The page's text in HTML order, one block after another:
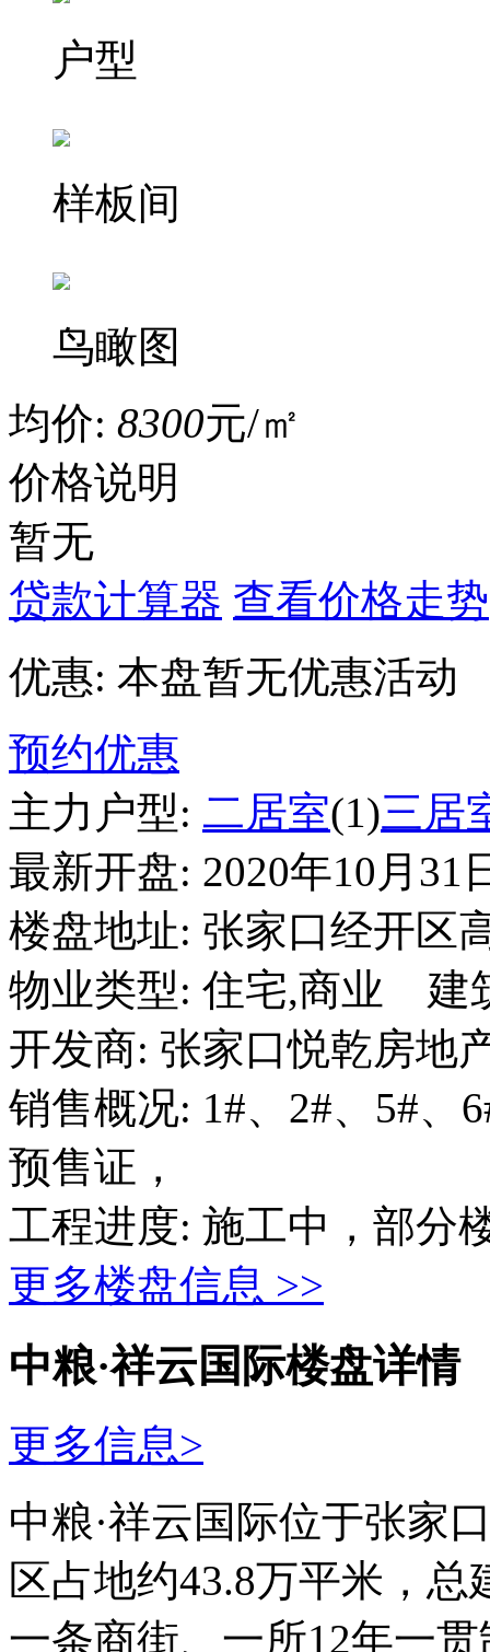
户型
样板间
鸟瞰图
均价: 8300元/㎡
价格说明
暂无
贷款计算器 查看价格走势
优惠: 本盘暂无优惠活动
预约优惠
主力户型: 二居室(1)三居
最新开盘: 2020年10月31
楼盘地址: 张家口经开区
物业类型: 住宅,商业
建
开发商: 张家口悦乾房地
销售概况: 1#、2#、5#、
预售证，
工程进度: 施工中，部分
更多楼盘信息 >>
中粮·祥云国际楼盘详情
更多信息>
中粮·祥云国际位于张家
区占地约43.8万平米，
一条商街、一所12年一